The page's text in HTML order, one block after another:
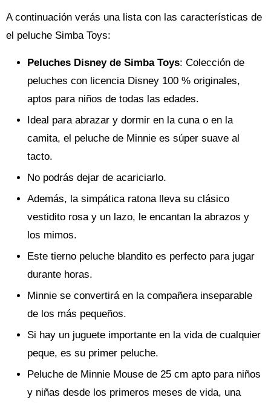
A continuación verás una lista con las características de
el peluche Simba Toys:
Peluches Disney de Simba Toys: Colección de
peluches con licencia Disney 100 % originales,
aptos para niños de todas las edades.
Ideal para abrazar y dormir en la cuna o en la
camita, el peluche de Minnie es súper suave al
tacto.
No podrás dejar de acariciarlo.
Además, la simpática ratona lleva su clásico
vestidito rosa y un lazo, le encantan la abrazos y
los mimos.
Este tierno peluche blandito es perfecto para jugar
durante horas.
Minnie se convertirá en la compañera inseparable
de los más pequeños.
Si hay un juguete importante en la vida de cualquier
peque, es su primer peluche.
Peluche de Minnie Mouse de 25 cm apto para niños
y niñas desde los primeros meses de vida, una